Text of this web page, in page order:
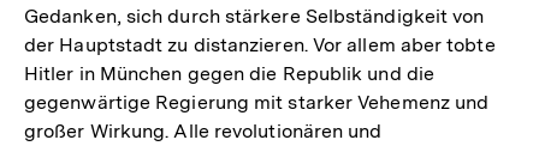
Gedanken, sich durch stärkere Selbständigkeit von
der Hauptstadt zu distanzieren. Vor allem aber tobte
Hitler in München gegen die Republik und die
gegenwärtige Regierung mit starker Vehemenz und
großer Wirkung. Alle revolutionären und